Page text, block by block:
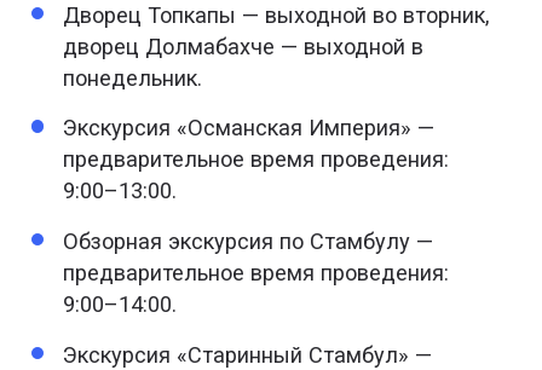
Дворец Топкапы — выходной во вторник,
дворец Долмабахче — выходной в
понедельник.
Экскурсия «Османская Империя» —
предварительное время проведения:
9:00–13:00.
Обзорная экскурсия по Стамбулу —
предварительное время проведения:
9:00–14:00.
Экскурсия «Старинный Стамбул» —